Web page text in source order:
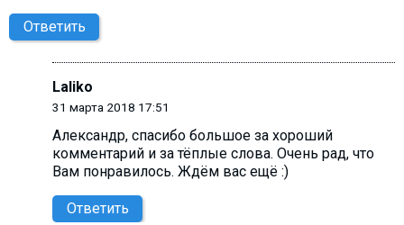
Ответить
Laliko
31 марта 2018 17:51
Александр, cпасибо большое за хороший
комментарий и за тёплые слова. Очень рад, что
Вам понравилось. Ждём вас ещё :)
Ответить